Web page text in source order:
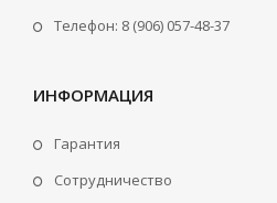
Телефон: 8 (906) 057-48-37
ИНФОРМАЦИЯ
Гарантия
Сотрудничество